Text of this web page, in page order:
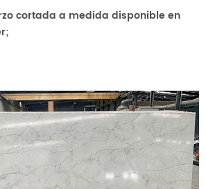
cortada a medida disponible en